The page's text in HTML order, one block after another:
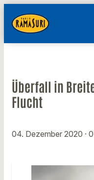
Überfall in
Flucht
04. Dezember 2020 ·